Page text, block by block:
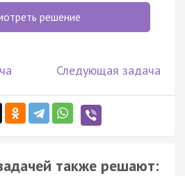
решение
Следующая задача
также решают: